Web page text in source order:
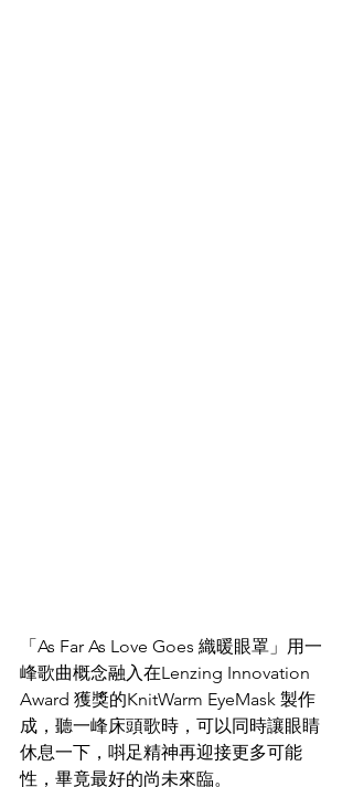
「As Far As Love Goes 織暖眼罩」用一
峰歌曲概念融入在Lenzing Innovation
Award 獲獎的KnitWarm EyeMask 製作
成，聽一峰床頭歌時，可以同時讓眼睛
休息一下，唞足精神再迎接更多可能
性，畢竟最好的尚未來臨。